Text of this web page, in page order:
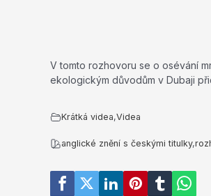
V tomto rozhovoru se o osévání
ekologickým důvodům v Dubaji
Krátká videa,Videa
anglické znění s českými titulky,